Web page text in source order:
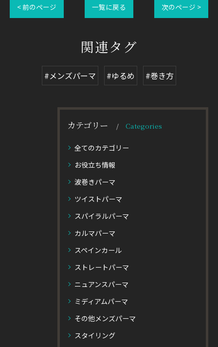
< 前のページ 一覧に戻る 次のページ >
関連タグ
#メンズパーマ #ゆるめ #巻き方
カテゴリー Categories
全てのカテゴリー
お役立ち情報
波巻きパーマ
ツイストパーマ
スパイラルパーマ
カルマパーマ
スペインカール
ストレートパーマ
ニュアンスパーマ
ミディアムパーマ
その他メンズパーマ
スタイリング